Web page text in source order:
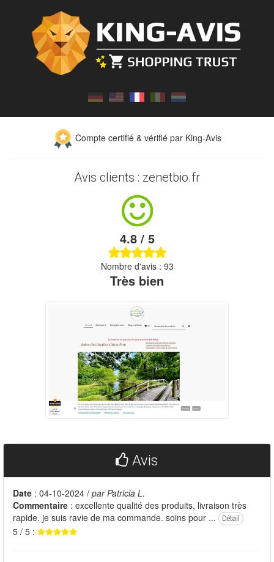
Compte certifié & vérifié par King-Avis
Avis clients : zenetbio.fr
4.8 / 5
Nombre d'avis : 93
Très bien
Avis
Date : 04-10-2024 / par Patricia L.
Commentaire : excellente qualité des produits, livraison très
rapide. je suis ravie de ma commande. soins pour ...
Détail
5 / 5 :